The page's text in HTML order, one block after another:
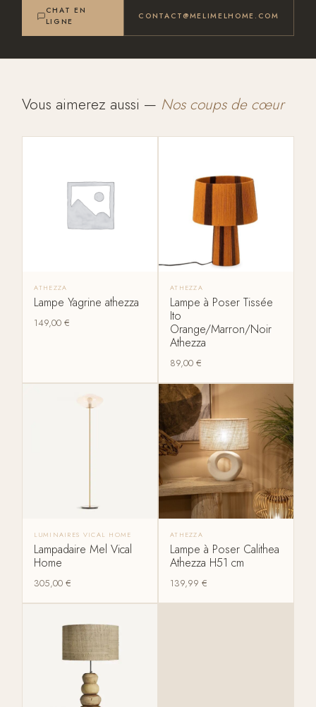
CHAT EN
LIGNE
CONTACT@MELIMELHOME.COM
Vous aimerez aussi — Nos coups de cœur
ATHEZZA
Lampe Yagrine athezza
149,00€
ATHEZZA
Lampe à Poser Tissée
Ito
Orange/Marron/Noir
Athezza
89,00 €
LUMINAIRES VICAL HOME
Lampadaire Mel Vical
Home
305,00€
ATHEZZA
Lampe à Poser Calithea
Athezza H51 cm
139,99 €